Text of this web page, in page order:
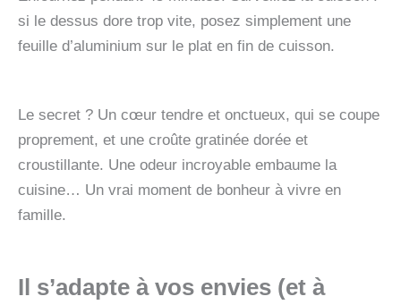
si le dessus dore trop vite, posez simplement une
feuille d’aluminium sur le plat en fin de cuisson.
Le secret ? Un cœur tendre et onctueux, qui se coupe
proprement, et une croûte gratinée dorée et
croustillante. Une odeur incroyable embaume la
cuisine… Un vrai moment de bonheur à vivre en
famille.
Il s’adapte à vos envies (et à